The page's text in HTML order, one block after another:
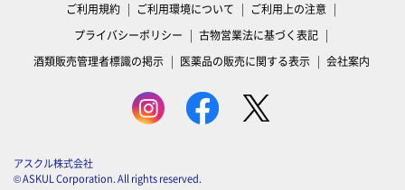
ご利用規約 ご利用環境について
ご利用上の注意
プライバシーポリシー
古物営業法に基づく表記
酒類販売管理者標識の掲示
医薬品の販売に関する表示 会社案内
アスクル株式会社
© ASKUL Corporation. All rights reserved.